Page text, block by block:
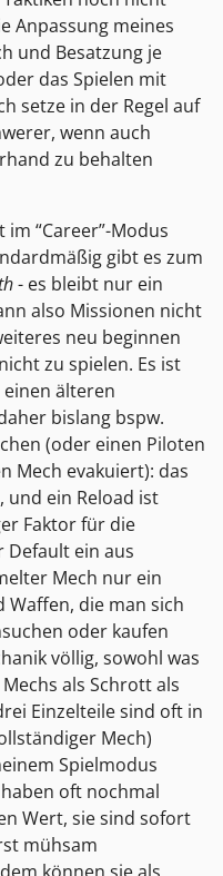
Anpassung meines
und Besatzung je
das Spielen mit
setze in der Regel auf
wenn auch
zu behalten
“Career”-Modus
gibt es zum
- es bleibt nur ein
also Missionen nicht
neu beginnen
zu spielen. Es ist
älteren
bislang bspw.
(oder einen Piloten
Mech evakuiert): das
und ein Reload ist
Faktor für die
Default ein aus
Mech nur ein
Waffen, die man sich
oder kaufen
völlig, sowohl was
als Schrott als
Einzelteile sind oft in
Mech)
Spielmodus
oft nochmal
Wert, sie sind sofort
mühsam